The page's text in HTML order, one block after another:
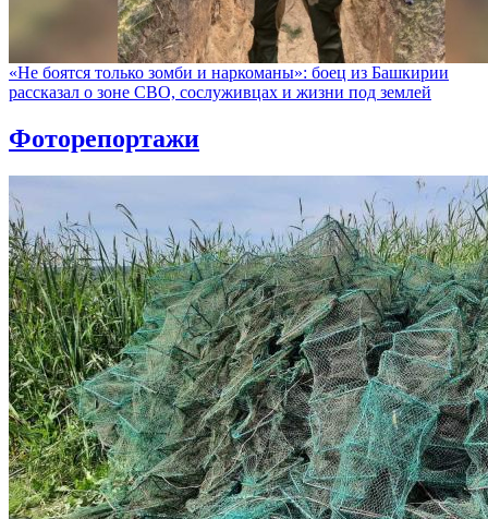
«Не боятся только зомби и наркоманы»: боец из Башкирии
рассказал о зоне СВО, сослуживцах и жизни под землей
Фоторепортажи